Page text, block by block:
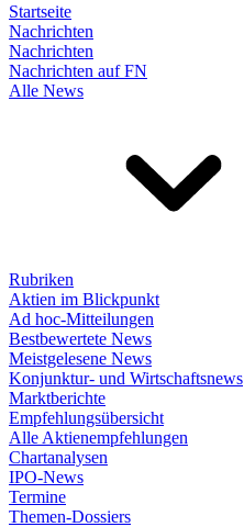
Startseite
Nachrichten
Nachrichten
Nachrichten auf FN
Alle News
Rubriken
Aktien im Blickpunkt
Ad hoc-Mitteilungen
Bestbewertete News
Meistgelesene News
Konjunktur- und Wirtschaftsnews
Marktberichte
Empfehlungsübersicht
Alle Aktienempfehlungen
Chartanalysen
IPO-News
Termine
Themen-Dossiers